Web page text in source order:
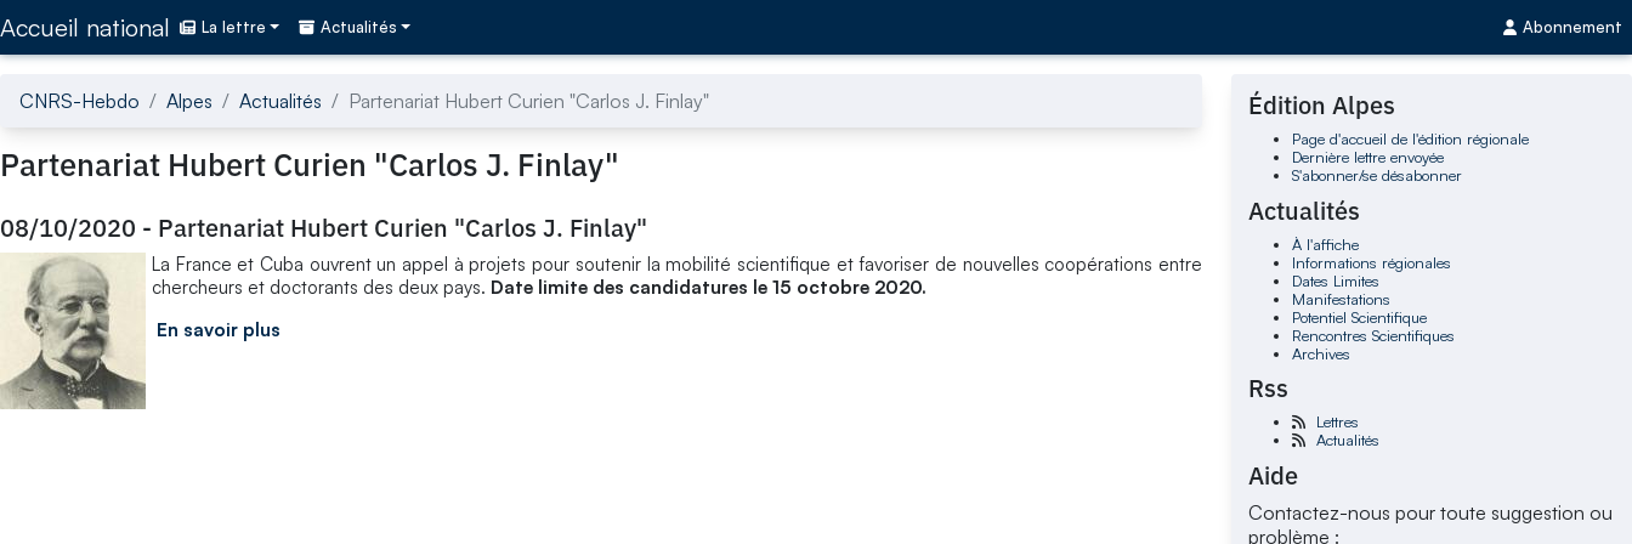
Accueil national La lettre Actualités Abonnement
CNRS-Hebdo Alpes Actualités Partenariat Hubert Curien "Carlos J. Finlay"
Partenariat Hubert Curien "Carlos J. Finlay"
08/10/2020 - Partenariat Hubert Curien "Carlos J. Finlay"
La France et Cuba ouvrent un appel à projets pour soutenir la mobilité scientifique et favoriser de nouvelles coopérations entre
chercheurs et doctorants des deux pays. Date limite des candidatures le 15 octobre 2020.
En savoir plus
Édition Alpes
Page d'accueil de l'édition régionale
Dernière lettre envoyée
S'abonner/se désabonner
Actualités
À l'affiche
Informations régionales
Dates Limites
Manifestations
Potentiel Scientifique
Rencontres Scientifiques
Archives
Rss
Lettres
Actualités
Aide
Contactez-nous pour toute suggestion ou
problème :